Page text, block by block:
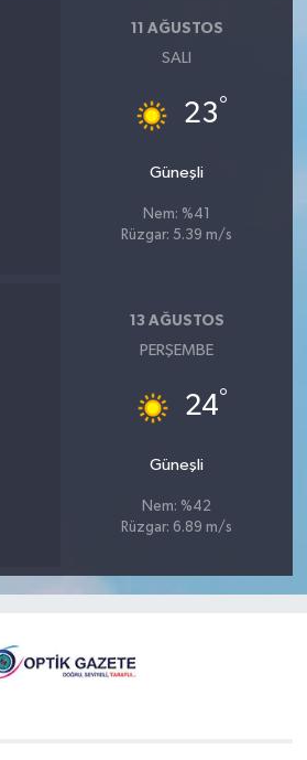
11 AĞUSTOS
SALI
23°
Güneşli
Nem: %41
Rüzgar: 5.39 m/s
13 AĞUSTOS
PERŞEMBE
24°
Güneşli
Nem: %42
Rüzgar: 6.89 m/s